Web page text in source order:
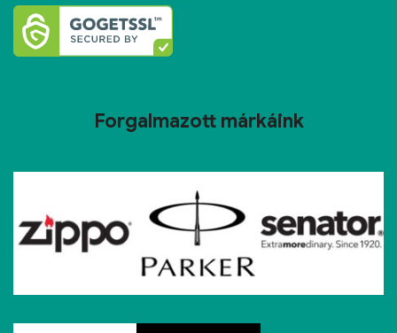
Forgalmazott márkáink